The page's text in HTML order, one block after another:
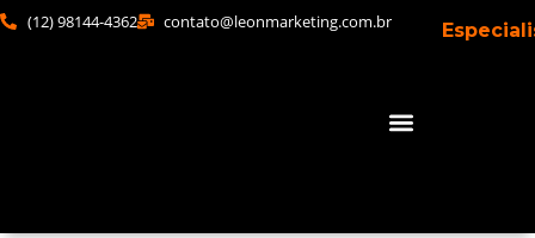
(12) 98144-4362 contato@leonmarketing.com.br